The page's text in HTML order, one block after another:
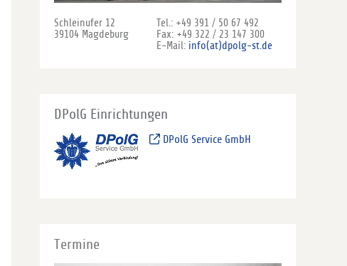
Schleinufer 12
39104 Magdeburg
Tel.: +49 391 / 50 67 492
Fax: +49 322 / 23 147 300
E-Mail: info(at)dpolg-st.de
DPolG Einrichtungen
DPolG Service GmbH
Termine